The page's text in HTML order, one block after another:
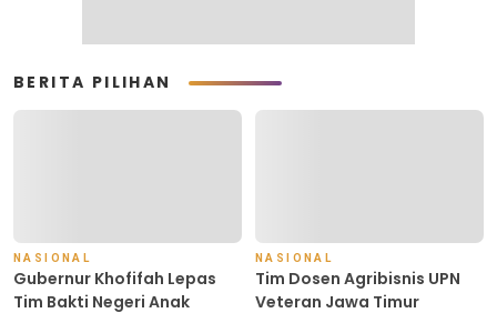
BERITA PILIHAN
NASIONAL
Gubernur Khofifah Lepas
Tim Bakti Negeri Anak
NASIONAL
Tim Dosen Agribisnis UPN
Veteran Jawa Timur